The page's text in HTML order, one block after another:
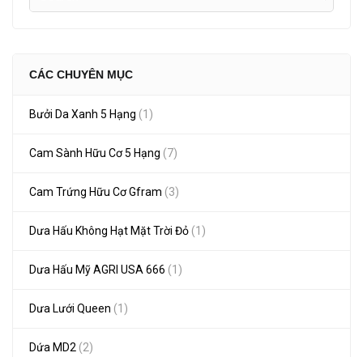
CÁC CHUYÊN MỤC
Bưởi Da Xanh 5 Hạng (1)
Cam Sành Hữu Cơ 5 Hạng (7)
Cam Trứng Hữu Cơ Gfram (3)
Dưa Hấu Không Hạt Mặt Trời Đỏ (1)
Dưa Hấu Mỹ AGRI USA 666 (1)
Dưa Lưới Queen (1)
Dứa MD2 (2)